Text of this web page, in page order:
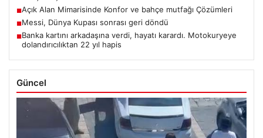
■Açık Alan Mimarisinde Konfor ve bahçe mutfağı Çözümleri
■Messi, Dünya Kupası sonrası geri döndü
■Banka kartını arkadaşına verdi, hayatı karardı. Motokuryeye
dolandırıcılıktan 22 yıl hapis
Güncel